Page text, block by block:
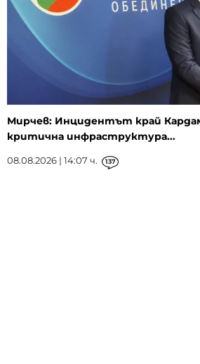
Мирчев: Инцидентът край
критична инфраструктура...
08.08.2026 | 14:07 ч. 137